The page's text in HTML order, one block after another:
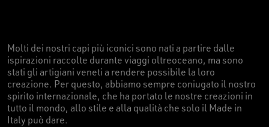
Molti dei nostri capi più iconici sono nati a partire dalle
ispirazioni raccolte durante viaggi oltreoceano, ma sono
stati gli artigiani veneti a rendere possibile la loro
creazione. Per questo, abbiamo sempre coniugato il nostro
spirito internazionale, che ha portato le nostre creazioni in
tutto il mondo, allo stile e alla qualità che solo il Made in
Italy può dare.